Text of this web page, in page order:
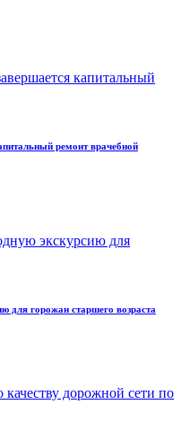
ремонт врачебной
для горожан старшего возраста